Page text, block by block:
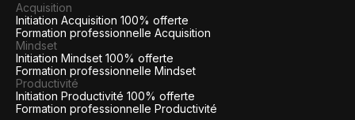
Acquisition
Initiation Acquisition 100% offerte
Formation professionnelle Acquisition
Mindset
Initiation Mindset 100% offerte
Formation professionnelle Mindset
Productivité
Initiation Productivité 100% offerte
Formation professionnelle Productivité